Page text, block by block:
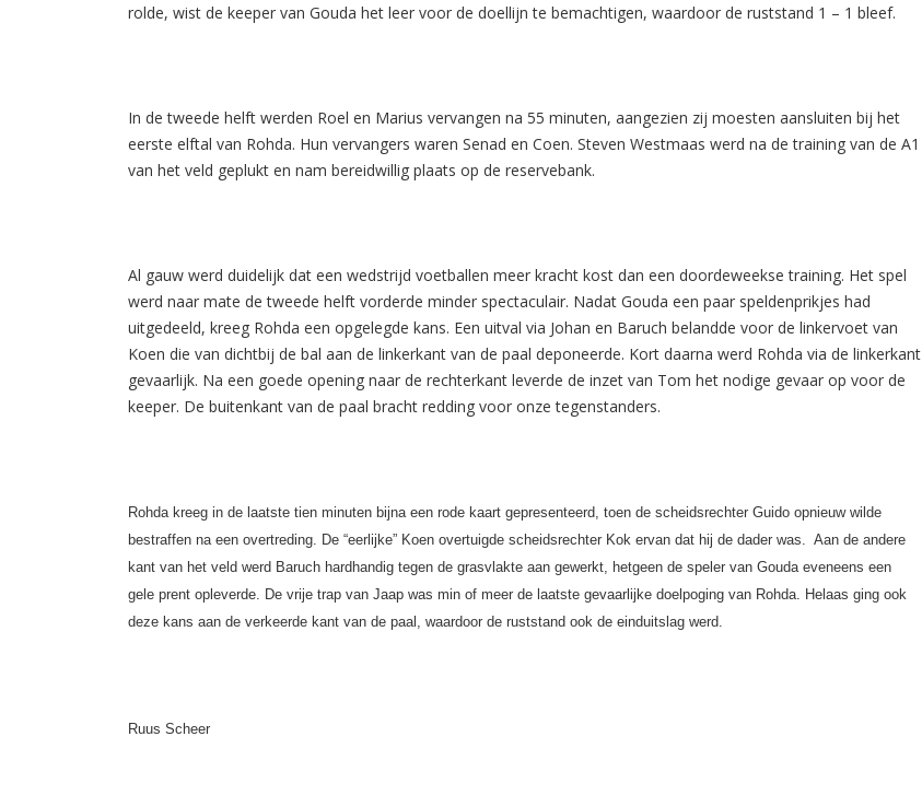
rolde, wist de keeper van Gouda het leer voor de doellijn te bemachtigen, waardoor de ruststand 1 – 1 bleef.
In de tweede helft werden Roel en Marius vervangen na 55 minuten, aangezien zij moesten aansluiten bij het
eerste elftal van Rohda. Hun vervangers waren Senad en Coen. Steven Westmaas werd na de training van de A1
van het veld geplukt en nam bereidwillig plaats op de reservebank.
Al gauw werd duidelijk dat een wedstrijd voetballen meer kracht kost dan een doordeweekse training. Het spel
werd naar mate de tweede helft vorderde minder spectaculair. Nadat Gouda een paar speldenprikjes had
uitgedeeld, kreeg Rohda een opgelegde kans. Een uitval via Johan en Baruch belandde voor de linkervoet van
Koen die van dichtbij de bal aan de linkerkant van de paal deponeerde. Kort daarna werd Rohda via de linkerkant
gevaarlijk. Na een goede opening naar de rechterkant leverde de inzet van Tom het nodige gevaar op voor de
keeper. De buitenkant van de paal bracht redding voor onze tegenstanders.
Rohda kreeg in de laatste tien minuten bijna een rode kaart gepresenteerd, toen de scheidsrechter Guido opnieuw wilde
bestraffen na een overtreding. De “eerlijke” Koen overtuigde scheidsrechter Kok ervan dat hij de dader was. Aan de andere
kant van het veld werd Baruch hardhandig tegen de grasvlakte aan gewerkt, hetgeen de speler van Gouda eveneens een
gele prent opleverde. De vrije trap van Jaap was min of meer de laatste gevaarlijke doelpoging van Rohda. Helaas ging ook
deze kans aan de verkeerde kant van de paal, waardoor de ruststand ook de einduitslag werd.
Ruus Scheer